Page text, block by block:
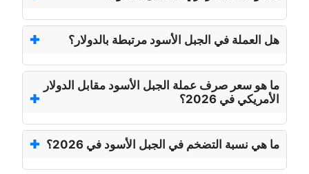
هل العملة في الجبل الأسود مرتبطة بالدولار؟
ما هو سعر صرف عملة الجبل الأسود مقابل الدولار
الأمريكي في 2026؟
ما هي نسبة التضخم في الجبل الأسود في 2026؟